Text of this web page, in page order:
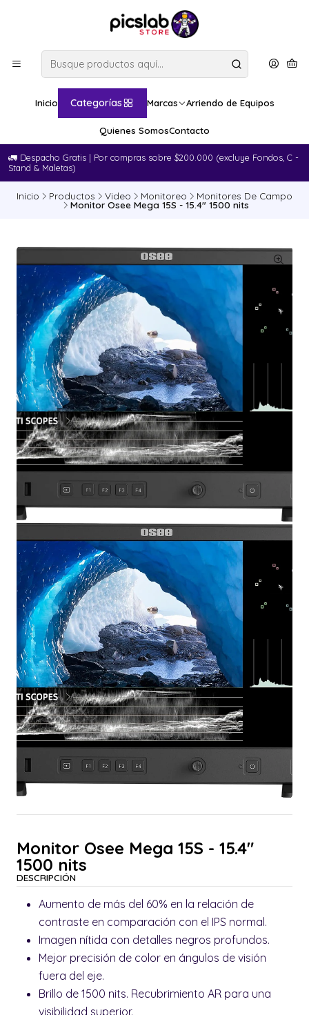
Inicio Categorías Marcas Arriendo de Equipos
Quienes SomosContacto
🚛​ Despacho Gratis | Por compras sobre $200.000 (excluye Fondos, C -
Stand & Maletas)
Inicio Productos Video Monitoreo Monitores De Campo
Monitor Osee Mega 15S - 15.4" 1500 nits
Monitor Osee Mega 15S - 15.4"
1500 nits
DESCRIPCIÓN
Aumento de más del 60% en la relación de
contraste en comparación con el IPS normal.
Imagen nítida con detalles negros profundos.
Mejor precisión de color en ángulos de visión
fuera del eje.
Brillo de 1500 nits. Recubrimiento AR para una
visibilidad superior.